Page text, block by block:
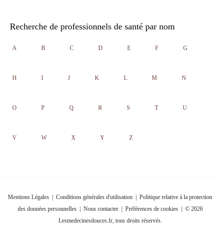
Recherche de professionnels de santé par nom
A B C D E F G
H I J K L M N
O P Q R S T U
V W X Y Z
Mentions Légales Conditions générales d'utilisation
Politique relative à la protection
des données personnelles| Nous contacter| Préférences de cookies| © 2026
Lesmedecinesdouces.fr, tous droits réservés.